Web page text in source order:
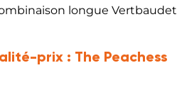
longue Vertbaudet
prix : The Peachess